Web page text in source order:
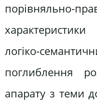
логіко-
поглиблення
апарату з теми